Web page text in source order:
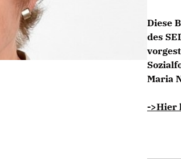
Diese
des
Maria
->Hier